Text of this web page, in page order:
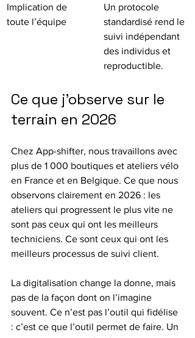
Implication de
toute l’équipe
Un protocole
standardisé rend le
suivi indépendant
des individus et
reproductible.
Ce que j’observe sur le
terrain en 2026
Chez App-shifter, nous travaillons avec
plus de 1 000 boutiques et ateliers vélo
en France et en Belgique. Ce que nous
observons clairement en 2026 : les
ateliers qui progressent le plus vite ne
sont pas ceux qui ont les meilleurs
techniciens. Ce sont ceux qui ont les
meilleurs processus de suivi client.
La digitalisation change la donne, mais
pas de la façon dont on l’imagine
souvent. Ce n’est pas l’outil qui fidélise
: c’est ce que l’outil permet de faire. Un